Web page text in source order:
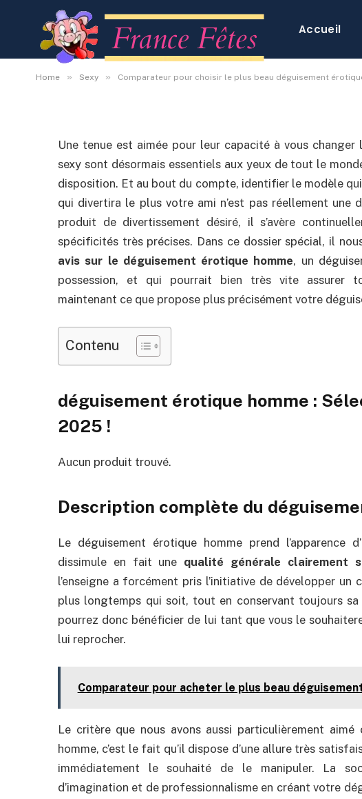
Accueil
Home » Sexy » Comparateur pour choisir le plus beau déguisement
déguisement érotique
By Administrateur 3 octobre 2020 Aucun commentaire
Une tenue est aimée pour leur capacité à vous
sexy sont désormais essentiels aux yeux de tout le
disposition. Et au bout du compte, identifier le modèle
qui divertira le plus votre ami n’est pas réellement une
produit de divertissement désiré, il s’avère
spécificités très précises. Dans ce dossier spécial, il
avis sur le déguisement érotique homme, un
possession, et qui pourrait bien très vite assurer
maintenant ce que propose plus précisément votre
Contenu
déguisement érotique homme :
2025 !
Aucun produit trouvé.
Description complète du
Le déguisement érotique homme prend l’apparence
dissimule en fait une qualité générale clairement
l’enseigne a forcément pris l’initiative de développer
plus longtemps qui soit, tout en conservant toujours
pourrez donc bénéficier de lui tant que vous le
lui reprocher.
Comparateur pour acheter le plus beau
Le critère que nous avons aussi particulièrement
homme, c’est le fait qu’il dispose d’une allure très
immédiatement le souhaité de le manipuler. La
d’imagination et de professionnalisme en créant votre